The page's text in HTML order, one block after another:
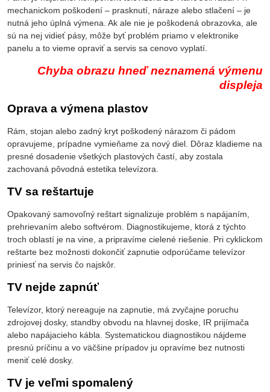
mechanickom poškodení – prasknutí, náraze alebo stlačení – je
nutná jeho úplná výmena. Ak ale nie je poškodená obrazovka, ale
sú na nej vidieť pásy, môže byť problém priamo v elektronike
panelu a to vieme opraviť a servis sa cenovo vyplatí.
Chyba obrazu hneď neznamená výmenu
displeja
Oprava a výmena plastov
Rám, stojan alebo zadný kryt poškodený nárazom či pádom
opravujeme, prípadne vymieňame za nový diel. Dôraz kladieme na
presné dosadenie všetkých plastových častí, aby zostala
zachovaná pôvodná estetika televízora.
TV sa reštartuje
Opakovaný samovoľný reštart signalizuje problém s napájaním,
prehrievaním alebo softvérom. Diagnostikujeme, ktorá z týchto
troch oblastí je na vine, a pripravíme cielené riešenie. Pri cyklickom
reštarte bez možnosti dokončiť zapnutie odporúčame televízor
priniesť na servis čo najskôr.
TV nejde zapnúť
Televízor, ktorý nereaguje na zapnutie, má zvyčajne poruchu
zdrojovej dosky, standby obvodu na hlavnej doske, IR prijímača
alebo napájacieho kábla. Systematickou diagnostikou nájdeme
presnú príčinu a vo väčšine prípadov ju opravíme bez nutnosti
meniť celé dosky.
TV je veľmi spomalený